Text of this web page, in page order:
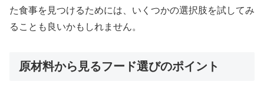
た食事を見つけるためには、いくつかの選択肢を試してみ
ることも良いかもしれません。
原材料から見るフード選びのポイント